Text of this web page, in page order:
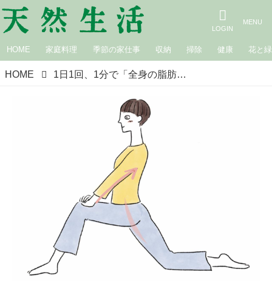
HOME 家庭料理 季節の家仕事 収納 掃除 健康 花と緑
HOME 1日1回、1分で「全身の脂肪」を燃焼する“ながら”でもできる簡単エクササイズ／あさひ整骨院日本橋浜町院・今村匡子さん